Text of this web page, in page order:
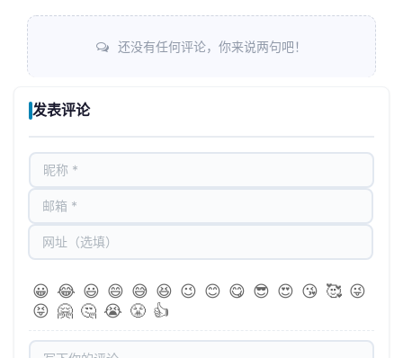
还没有任何评论，你来说两句吧！
发表评论
😀 😂 😃 😄 😅 😆 😉 😊 😋 😎 😍 😘 🥰 😜
😝 🤗 🤔 😭 😤 👍